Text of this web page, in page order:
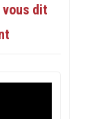
vous dit